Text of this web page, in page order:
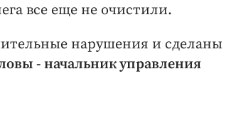
все еще не очистили.
нарушения и сделаны
- начальник управления